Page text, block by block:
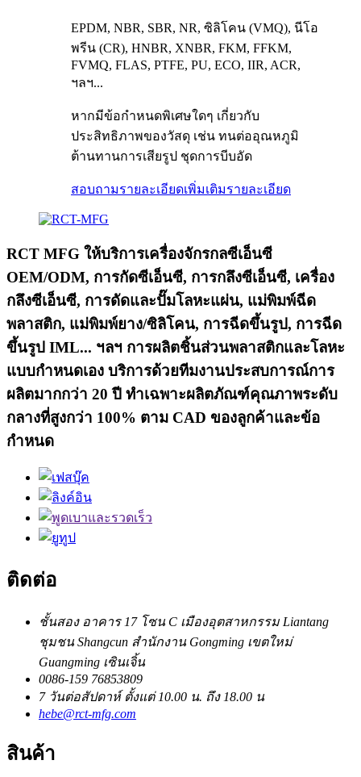
EPDM, NBR, SBR, NR, ซิลิโคน (VMQ), นีโอ
พรีน (CR), HNBR, XNBR, FKM, FFKM,
FVMQ, FLAS, PTFE, PU, ​​ECO, IIR, ACR,
ฯลฯ...
หากมีข้อกำหนดพิเศษใดๆ เกี่ยวกับ
ประสิทธิภาพของวัสดุ เช่น ทนต่ออุณหภูมิ
ต้านทานการเสียรูป ชุดการบีบอัด
สอบถามรายละเอียดเพิ่มเติมรายละเอียด
RCT MFG ให้บริการเครื่องจักรกลซีเอ็นซี
OEM/ODM, การกัดซีเอ็นซี, การกลึงซีเอ็นซี, เครื่อง
กลึงซีเอ็นซี, การดัดและปั๊มโลหะแผ่น, แม่พิมพ์ฉีด
พลาสติก, แม่พิมพ์ยาง/ซิลิโคน, การฉีดขึ้นรูป, การฉีด
ขึ้นรูป IML... ฯลฯ การผลิตชิ้นส่วนพลาสติกและโลหะ
แบบกำหนดเอง บริการด้วยทีมงานประสบการณ์การ
ผลิตมากกว่า 20 ปี ทำเฉพาะผลิตภัณฑ์คุณภาพระดับ
กลางที่สูงกว่า 100% ตาม CAD ของลูกค้าและข้อ
กำหนด
ติดต่อ
ชั้นสอง อาคาร 17 โซน C เมืองอุตสาหกรรม Liantang
ชุมชน Shangcun สำนักงาน Gongming เขตใหม่
Guangming เซินเจิ้น
0086-159 76853809
7 วันต่อสัปดาห์ ตั้งแต่ 10.00 น. ถึง 18.00 น
hebe@rct-mfg.com
สินค้า